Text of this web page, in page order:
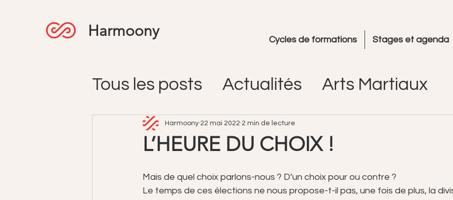
Harmoony Cycles de formations Stages et agenda
Tous les posts Actualités Arts Martiaux
L’HEURE DU CHOIX !
Harmoony 22 mai 2022 2 min de lecture
Mais de quel choix parlons-nous ? D’un choix pour ou contre ?
Le temps de ces élections ne nous propose-t-il pas, une fois de plus, la